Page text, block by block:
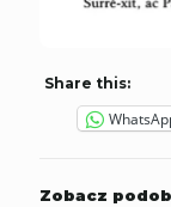
Share this:
Zobacz